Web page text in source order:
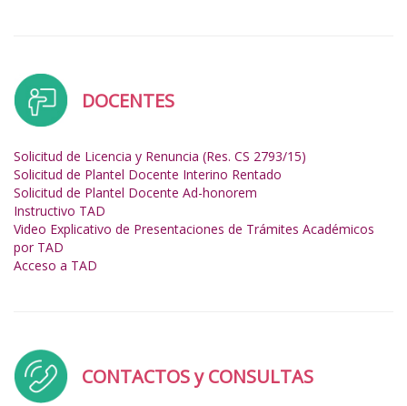
DOCENTES
Solicitud de Licencia y Renuncia (Res. CS 2793/15)
Solicitud de Plantel Docente Interino Rentado
Solicitud de Plantel Docente Ad-honorem
Instructivo TAD
Video Explicativo de Presentaciones de Trámites Académicos
por TAD
Acceso a TAD
CONTACTOS y CONSULTAS